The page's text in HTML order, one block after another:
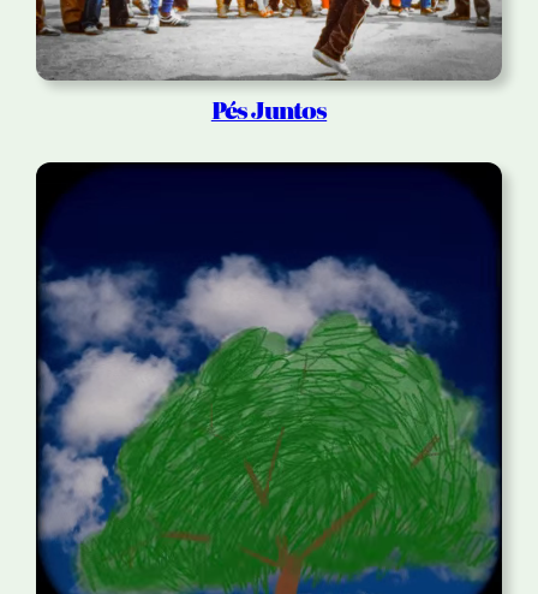
Pés Juntos